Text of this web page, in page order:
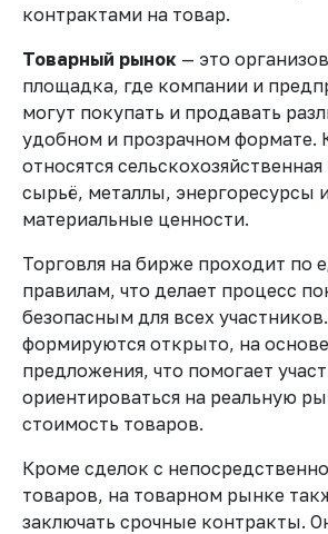
контрактами на товар.
Товарный рынок — это
площадка, где компании и
могут покупать и продавать
удобном и прозрачном формате.
относятся
сырьё, металлы, энергоресурсы
материальные ценности.
Торговля на бирже проходит по
правилам, что делает процесс
безопасным для всех
формируются открыто, на
предложения, что помогает
ориентироваться на реальную
стоимость товаров.
Кроме сделок с
товаров, на товарном рынке
заключать срочные контракты.